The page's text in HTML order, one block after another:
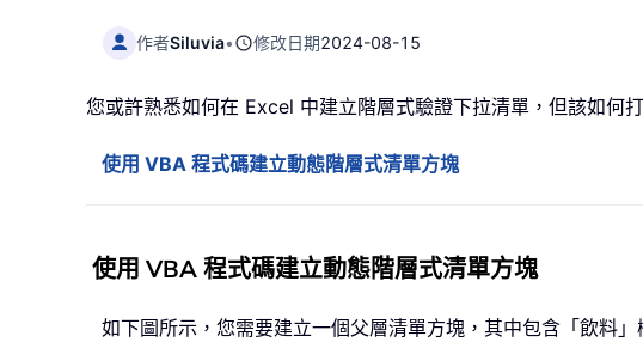
作者Siluvia• 修改日期2024-08-15
您或許熟悉如何在 Excel 中建立階層式驗證下拉清單，但該如何
使用 VBA 程式碼建立動態階層式清單方塊
使用 VBA 程式碼建立動態階層式清單方塊
如下圖所示，您需要建立一個父層清單方塊，其中包含「飲料